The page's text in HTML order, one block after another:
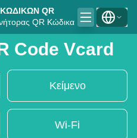
QR
QR Κώδικα
Code Vcard
Κείμενο
Wi-Fi